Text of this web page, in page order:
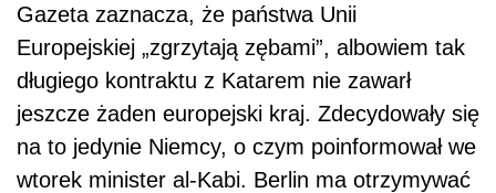
Gazeta zaznacza, że państwa Unii
Europejskiej „zgrzytają zębami”, albowiem tak
długiego kontraktu z Katarem nie zawarł
jeszcze żaden europejski kraj. Zdecydowały się
na to jedynie Niemcy, o czym poinformował we
wtorek minister al-Kabi. Berlin ma otrzymywać